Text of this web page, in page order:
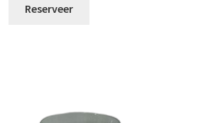
Reserveer